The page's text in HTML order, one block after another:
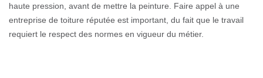
haute pression, avant de mettre la peinture. Faire appel à une
entreprise de toiture réputée est important, du fait que le travail
requiert le respect des normes en vigueur du métier.